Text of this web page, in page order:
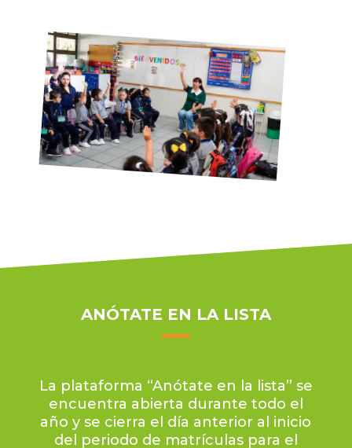
ANÓTATE EN LA LISTA
La plataforma “Anótate en la lista” se
encuentra abierta durante todo el
año y se cierra el día anterior al inicio
del periodo de matrículas para el